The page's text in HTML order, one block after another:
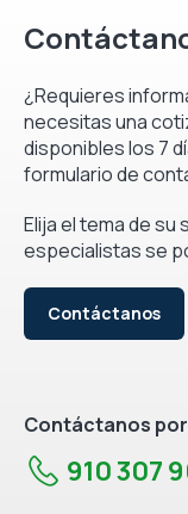
¿Requieres
necesitas una
disponibles los 7
formulario de
Elija el tema de su
especialistas se
Contáctanos
Contáctanos
910 307